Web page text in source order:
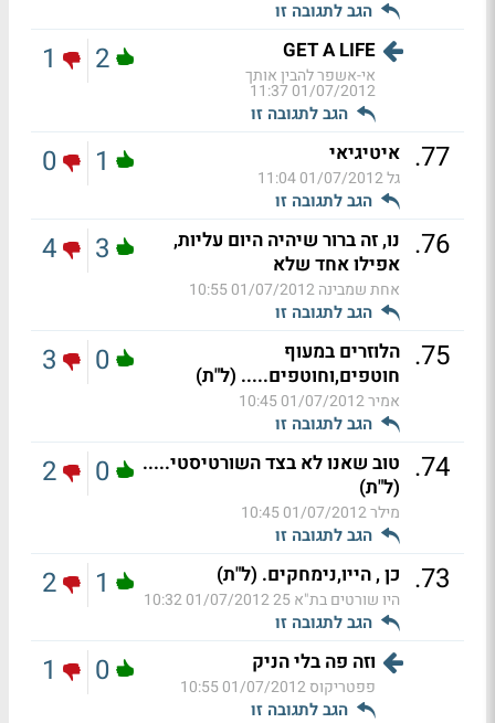
הגב לתגובה זו
GET A LIFE
אי-אשפר להבין אותך
01/07/2012 11:37
הגב לתגובה זו
2
1
77
. איטיגיאי
גל01/07/2012 11:04
הגב לתגובה זו
1
0
76
. נו, זה ברור שיהיה היום עליות,
אפילו אחד שלא
אחת שמבינה01/07/2012 10:55
הגב לתגובה זו
3
4
75
. הלוזרים במעוף
חוטפים,וחוטפים..... (ל"ת)
אמיר01/07/2012 10:45
הגב לתגובה זו
0
3
74
. טוב שאנו לא בצד השורטיסטי.....
(ל"ת)
מילר01/07/2012 10:45
הגב לתגובה זו
0
2
73
. כן , הייו,נימחקים. (ל"ת)
היו שורטים בת"א 25 01/07/2012 10:32
הגב לתגובה זו
1
2
וזה פה בלי הניק
פפטריקוס01/07/2012 10:55
הגב לתגובה זו
0
1